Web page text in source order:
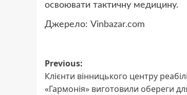
освоювати тактичну медицину.
Джерело: Vinbazar.com
Post
navigation
Previous:
Клієнти вінницького центру
«Гармонія» виготовили обереги